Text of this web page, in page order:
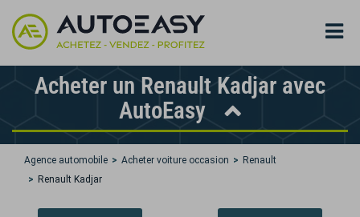
Acheter un Renault Kadjar avec
AutoEasy
Agence automobile Acheter voiture occasion
Renault
Renault Kadjar